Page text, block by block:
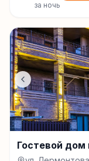
за ночь
Гостевой